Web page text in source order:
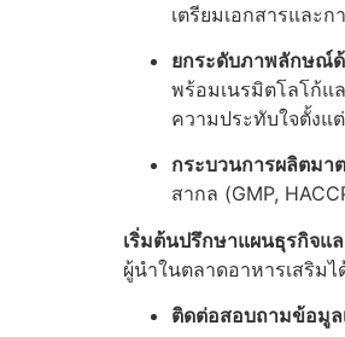
เตรียมเอกสารและ
ยกระดับภาพลักษณ์
พร้อมเนรมิตโลโก้แ
ความประทับใจตั้งแ
กระบวนการผลิตมา
สากล (GMP,
เริ่มต้นปรึกษาแผนธุรกิจแ
ผู้นำในตลาดอาหารเสริม
ติดต่อสอบถามข้อมูล